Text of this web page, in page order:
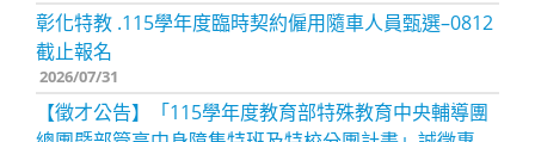
彰化特教 .115學年度臨時契約僱用隨車人員甄選–0812
截止報名
2026/07/31
【徵才公告】「115學年度教育部特殊教育中央輔導團